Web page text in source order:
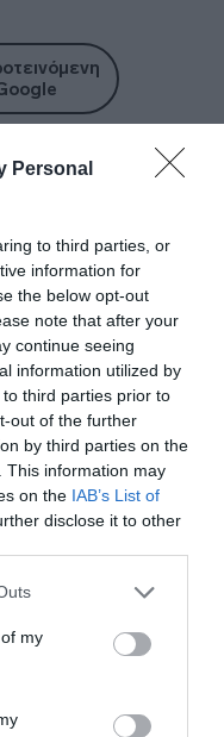
Personal
to third parties, or
information for
the below opt-out
note that after your
continue seeing
information utilized by
third parties prior to
out of the further
by third parties on the
This information may
on the IAB’s List of
disclose it to other
one or more Google
You may click to
third-party tags to
in below Google
my
στο